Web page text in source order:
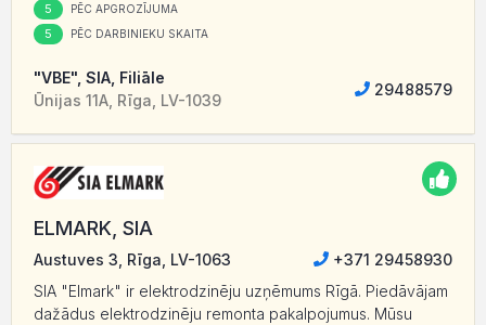
5 PĒC APGROZĪJUMA
5 PĒC DARBINIEKU SKAITA
"VBE", SIA, Filiāle
Ūnijas 11A, Rīga, LV-1039
29488579
ELMARK, SIA
Austuves 3, Rīga, LV-1063
+371 29458930
SIA "Elmark" ir elektrodzinēju uzņēmums Rīgā. Piedāvājam
dažādus elektrodzinēju remonta pakalpojumus. Mūsu